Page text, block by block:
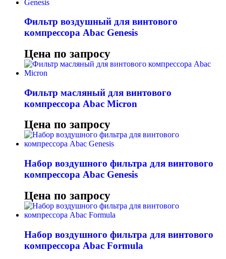
Фильтр воздушный для винтового
компрессора Abac Genesis
Цена по запросу
Фильтр масляный для винтового
компрессора Abac Micron
Цена по запросу
Набор воздушного фильтра для винтового
компрессора Abac Genesis
Цена по запросу
Набор воздушного фильтра для винтового
компрессора Abac Formula